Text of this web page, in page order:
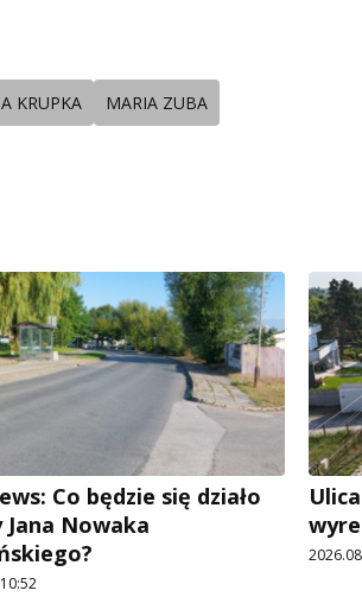
KRUPKA MARIA ZUBA
Co będzie się działo
Jana Nowaka